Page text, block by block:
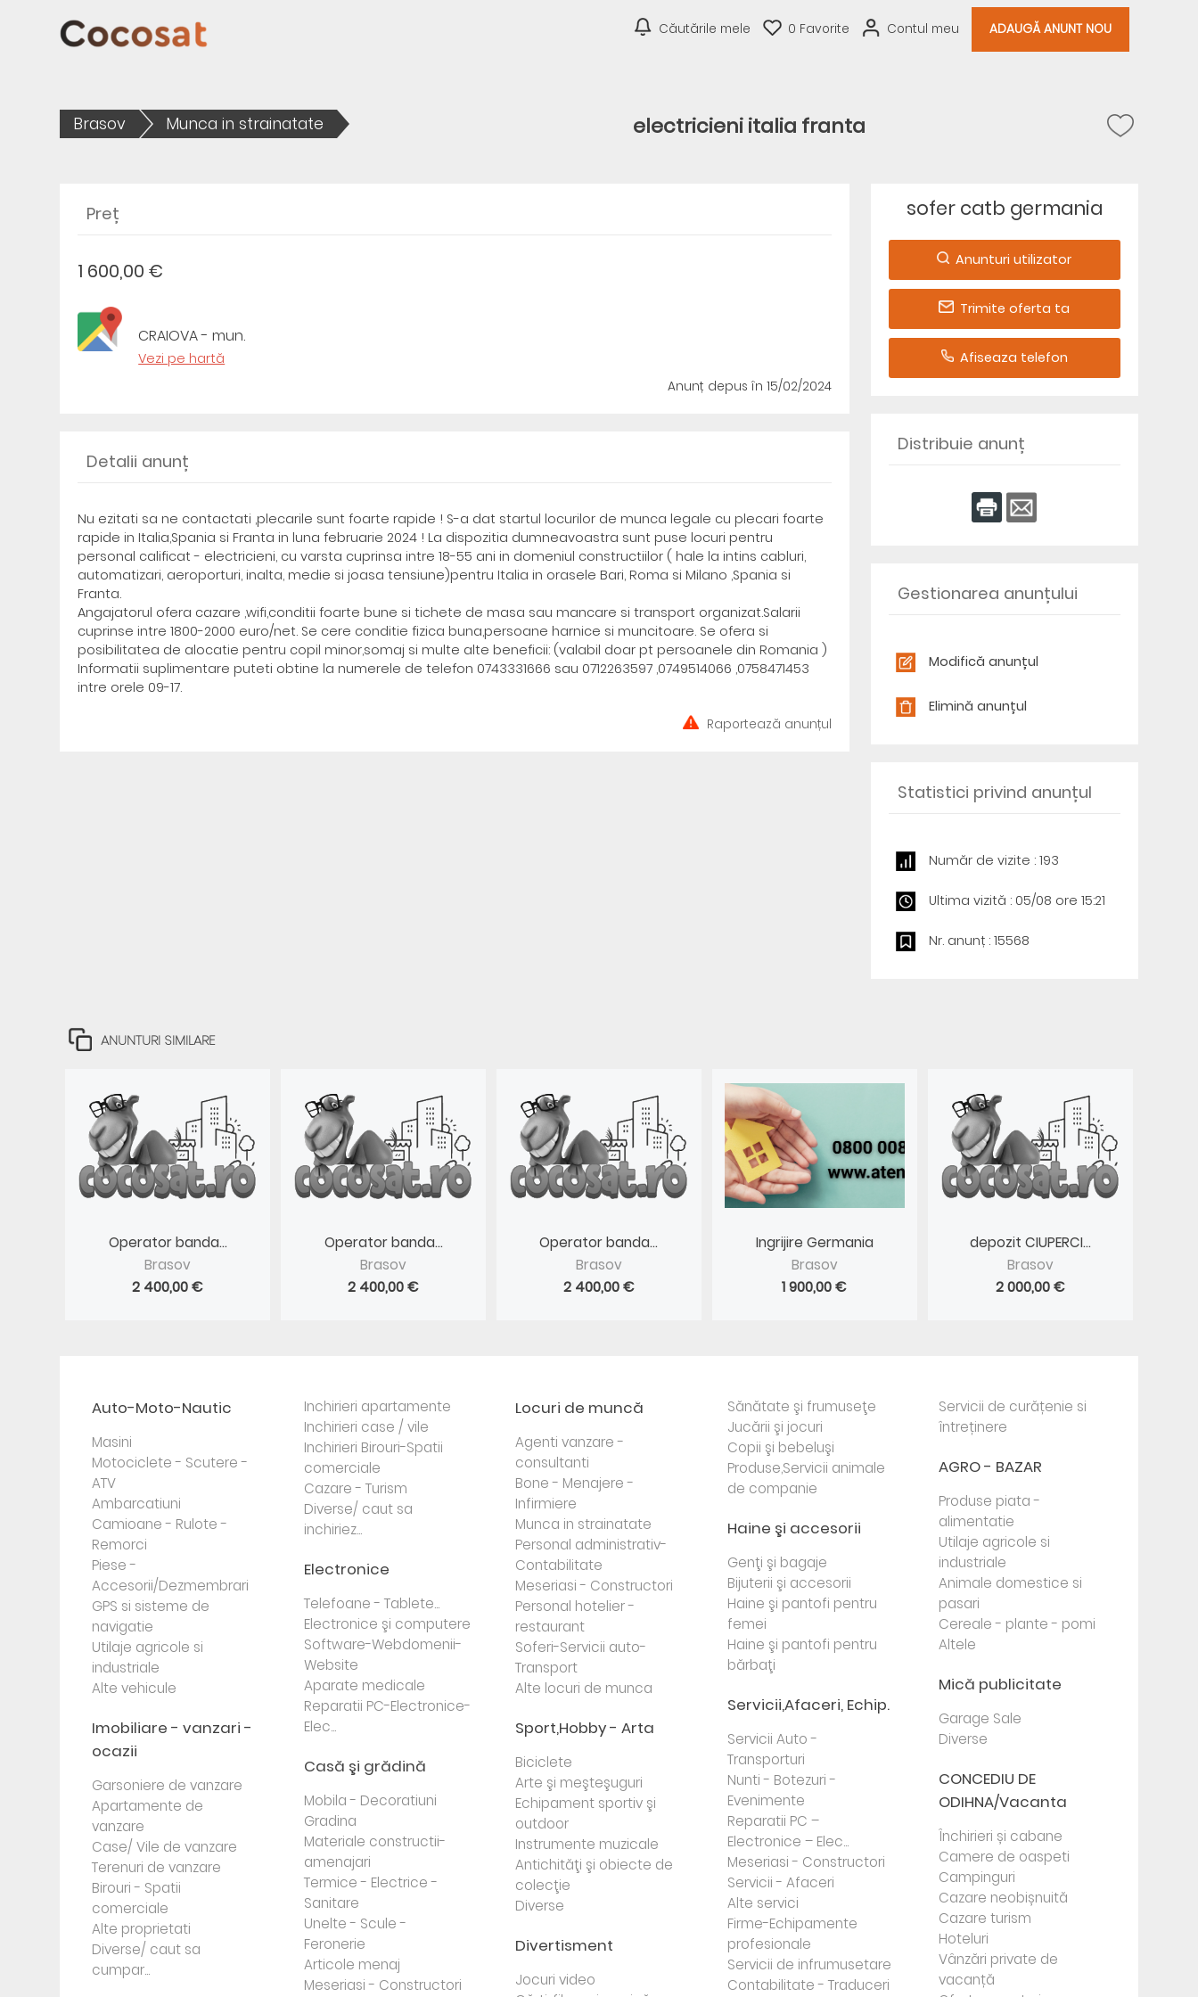
Căutările mele 0 Favorite Contul meu ADAUGĂ ANUNT NOU
Brasov Munca in strainatate electricieni italia franta
Preț
1 600,00 €
CRAIOVA - mun.
Vezi pe hartă
Anunț depus în 15/02/2024
Detalii anunț
Nu ezitati sa ne contactati ,plecarile sunt foarte rapide ! S-a dat startul locurilor de munca legale cu plecari foarte
rapide in Italia,Spania si Franta in luna februarie 2024 ! La dispozitia dumneavoastra sunt puse locuri pentru
personal calificat - electricieni, cu varsta cuprinsa intre 18-55 ani in domeniul constructiilor ( hale la intins cabluri,
automatizari, aeroporturi, inalta, medie si joasa tensiune)pentru Italia in orasele Bari, Roma si Milano ,Spania si
Franta.
Angajatorul ofera cazare ,wifi,conditii foarte bune si tichete de masa sau mancare si transport organizat.Salarii
cuprinse intre 1800-2000 euro/net. Se cere conditie fizica buna,persoane harnice si muncitoare. Se ofera si
posibilitatea de alocatie pentru copil minor,somaj si multe alte beneficii: (valabil doar pt persoanele din Romania )
Informatii suplimentare puteti obtine la numerele de telefon 0743331666 sau 0712263597 ,0749514066 ,0758471453
intre orele 09-17.
Raportează anunțul
sofer catb germania
Anunturi utilizator
Trimite oferta ta
Afiseaza telefon
Distribuie anunț
Gestionarea anunțului
Modifică anunțul
Elimină anunțul
Statistici privind anunțul
Număr de vizite : 193
Ultima vizită : 05/08 ore 15:21
Nr. anunț : 15568
ANUNTURI SIMILARE
Operator banda...
Brasov
2 400,00 €
Operator banda...
Brasov
2 400,00 €
Operator banda...
Brasov
2 400,00 €
Ingrijire Germania
Brasov
1 900,00 €
depozit CIUPERCI...
Brasov
2 000,00 €
Auto-Moto-Nautic
Masini
Motociclete - Scutere -
ATV
Ambarcatiuni
Camioane - Rulote -
Remorci
Piese -
Accesorii/Dezmembrari
GPS si sisteme de
navigatie
Utilaje agricole si
industriale
Alte vehicule
Imobiliare - vanzari -
ocazii
Garsoniere de vanzare
Apartamente de
vanzare
Case/ Vile de vanzare
Terenuri de vanzare
Birouri - Spatii
comerciale
Alte proprietati
Diverse/ caut sa
cumpar...
Inchirieri apartamente
Inchirieri case / vile
Inchirieri Birouri-Spatii
comerciale
Cazare - Turism
Diverse/ caut sa
inchiriez...
Electronice
Telefoane - Tablete...
Electronice şi computere
Software-Webdomenii-
Website
Aparate medicale
Reparatii PC-Electronice-
Elec...
Casă şi grădină
Mobila - Decoratiuni
Gradina
Materiale constructii-
amenajari
Termice - Electrice -
Sanitare
Unelte - Scule -
Feronerie
Articole menaj
Meseriasi - Constructori
Locuri de muncă
Agenti vanzare -
consultanti
Bone - Menajere -
Infirmiere
Munca in strainatate
Personal administrativ-
Contabilitate
Meseriasi - Constructori
Personal hotelier -
restaurant
Soferi-Servicii auto-
Transport
Alte locuri de munca
Sport,Hobby - Arta
Biciclete
Arte şi meşteşuguri
Echipament sportiv şi
outdoor
Instrumente muzicale
Antichităţi şi obiecte de
colecţie
Diverse
Divertisment
Jocuri video
Sănătate şi frumuseţe
Jucării şi jocuri
Copii şi bebeluşi
Produse,Servicii animale
de companie
Haine şi accesorii
Genţi şi bagaje
Bijuterii şi accesorii
Haine şi pantofi pentru
femei
Haine şi pantofi pentru
bărbaţi
Servicii,Afaceri, Echip.
Servicii Auto -
Transporturi
Nunti - Botezuri -
Evenimente
Reparatii PC –
Electronice – Elec...
Meseriasi - Constructori
Servicii - Afaceri
Alte servici
Firme-Echipamente
profesionale
Servicii de infrumusetare
Contabilitate - Traduceri
Servicii de curățenie si
întreținere
AGRO - BAZAR
Produse piata -
alimentatie
Utilaje agricole si
industriale
Animale domestice si
pasari
Cereale - plante - pomi
Altele
Mică publicitate
Garage Sale
Diverse
CONCEDIU DE
ODIHNA/Vacanta
Închirieri și cabane
Camere de oaspeti
Campinguri
Cazare neobișnuită
Cazare turism
Hoteluri
Vânzări private de
vacanță